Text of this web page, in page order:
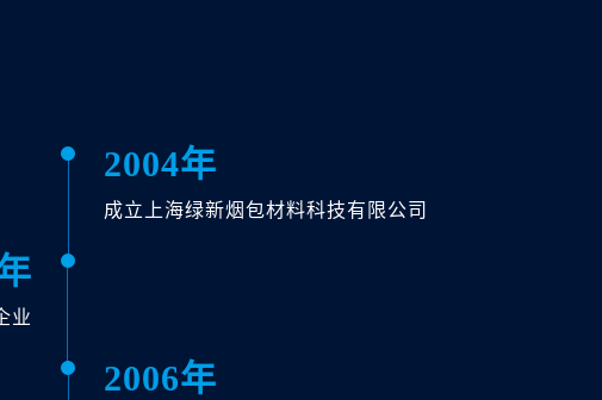
2004年
成立上海绿新烟包材料科技有限公司
业
2006年